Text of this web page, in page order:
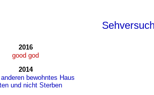
2016
good god
2014
bewohntes Haus
und nicht Sterben